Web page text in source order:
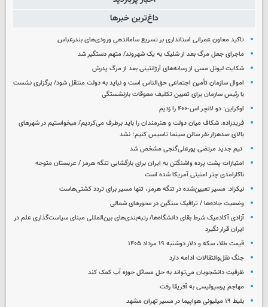
داغ‌ترین خبرها
تاکید معاون عمرانی استانداری بر تسریع ساماندهی ورودی‌های بندرعباس
ماجرای جعل مرگ بعد از شلیک به یک شهروند/ متهم دستگیر شد
شکایت لیونل مسی از رسانه‌های آرژانتینی بعد از مرگ پدرش
اموال سازمان تأمین اجتماعی حق‌الناس است و نباید به دولت منتقل شود/ برگزاری نشست
با رئیس سازمان برای تعیین تکلیف معوقات بازنشستگی
اوکراین: دو لانچر اس-۴۰۰ را زدیم
فریدزاده: شکاف میان دولت و هنرمندان را باید برطرف می‌کردیم/ میخواستیم در شهرهای
بالای صدهزار نفر سالن سینما تاسیس کنیم؛ نشد
تیم جدید مرتضی پورعلی‌گنجی مشخص شد
امتیازات پشت پرده واشنگتن به ایران برای بازگشایی تنگه هرمز / عربستان متوجه
ناکارامدی چتر امنیتی آمریکا شده است
نیکزاد: مسیر تعیین‌شده در تنگه هرمز، تنها مسیر برای تردد کشتی‌هاست
وضعیت جاده‌ها / ترافیک سنگین در محورهای شمالی
آزادی آکادمیک شرط بقای دانشگاه‌ها/ رتبه‌بندی‌های بین‌المللی مبنای سیاست‌گذاری علم در
ایران قرار نگیرد
قیمت طلا، سکه و دلار دوشنبه ۱۹ مرداد ۱۴۰۵
جنگ نقل‌وانتقالات ادامه دارد
ظرفیت دانشجویان می‌تواند به حل مسائل حوزه آب کمک کند
مهاجم پرسپولیسی به آفریقا رفت
بلیط ۱۹ میلیونی هواپیما در مسیر تهران مشهد